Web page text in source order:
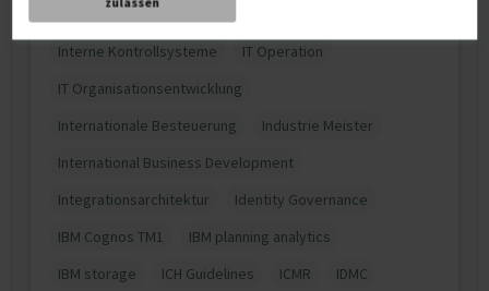
Information Security Management System (ISMS)
Interne Kontrollsysteme
IT Operation
IT Organisationsentwicklung
Internationale Besteuerung
Industrie Meister
International Business Development
Integrationsarchitektur
Identity Governance
IBM Cognos TM1
IBM planning analytics
IBM storage
ICH Guidelines ICMR
IDMC